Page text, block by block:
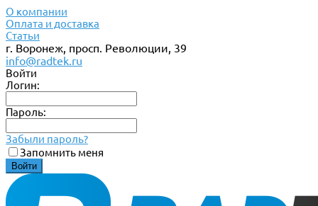
О компании
Оплата и доставка
Статьи
г. Воронеж, просп. Революции, 39
info@radtek.ru
Войти
Логин:
Пароль:
Забыли пароль?
Запомнить меня